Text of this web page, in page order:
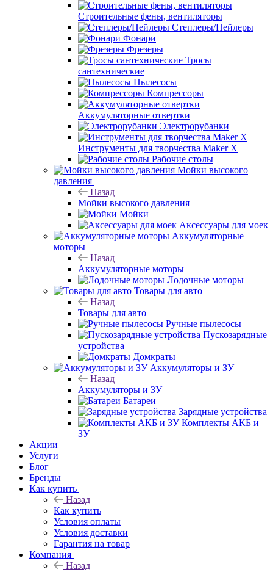
Строительные фены, вентиляторы
Степлеры/Нейлеры
Фонари
Фрезеры
Тросы
сантехнические
Пылесосы
Компрессоры
Аккумуляторные отвертки
Электрорубанки
Инструменты для творчества Maker X
Рабочие столы
Мойки высокого
давления
Назад
Мойки высокого давления
Мойки
Аксессуары для моек
Аккумуляторные
моторы
Назад
Аккумуляторные моторы
Лодочные моторы
Товары для авто
Назад
Товары для авто
Ручные пылесосы
Пускозарядные
устройства
Домкраты
Аккумуляторы и ЗУ
Назад
Аккумуляторы и ЗУ
Батареи
Зарядные устройства
Комплекты АКБ и
ЗУ
Акции
Услуги
Блог
Бренды
Как купить
Назад
Как купить
Условия оплаты
Условия доставки
Гарантия на товар
Компания
Назад